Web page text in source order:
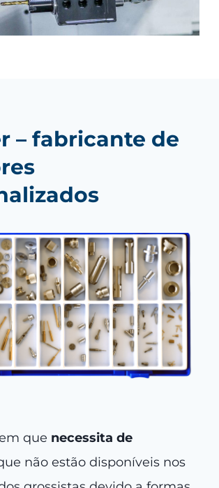
– fabricante de
que necessita de
não estão disponíveis nos